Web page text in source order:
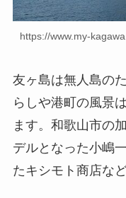
https://www.my-
友ヶ島は無人島の
らしや港町の風景
ます。和歌山市の
デルとなった小嶋
たキシモト商店な